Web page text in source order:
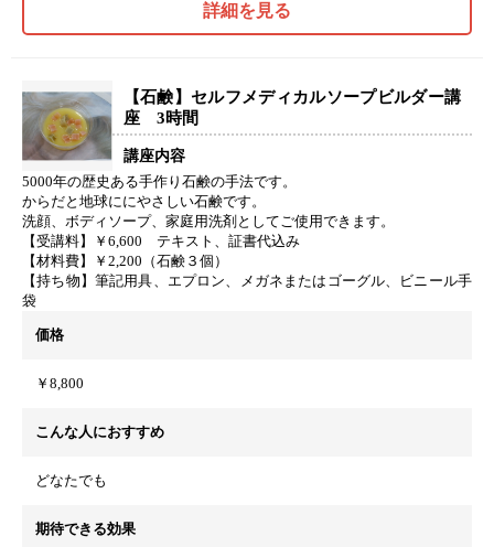
詳細を見る
【石鹸】セルフメディカルソープビルダー講
座 3時間
講座内容
5000年の歴史ある手作り石鹸の手法です。
からだと地球ににやさしい石鹸です。
洗顔、ボディソープ、家庭用洗剤としてご使用できます。
【受講料】￥6,600 テキスト、証書代込み
【材料費】￥2,200（石鹸３個）
【持ち物】筆記用具、エプロン、メガネまたはゴーグル、ビニール手
袋
価格
￥8,800
こんな人におすすめ
どなたでも
期待できる効果